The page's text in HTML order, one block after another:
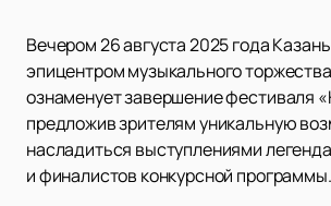
Вечером 26 августа 2025 года
эпицентром музыкального
ознаменует завершение фестиваля
предложив зрителям уникальную
насладиться выступлениями
и финалистов конкурсной программы.